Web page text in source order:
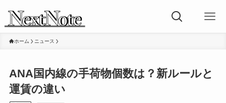
ホーム ニュース
ANA国内線の手荷物個数は？新ルールと
運賃の違い